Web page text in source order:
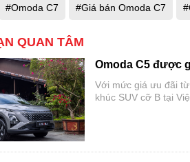
#Omoda C7 #Giá bán Omoda C7
QUAN TÂM
Omoda C5 được
Với mức giá ưu đãi
khúc SUV cỡ B tại